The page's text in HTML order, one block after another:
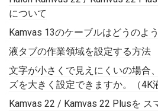
について
Kamvas 13のケーブルはどうのよ
液タブの作業領域を設定する方法
文字が小さくで見えにくいの場合
ズを大きく設定できますか。（4K
Kamvas 22 / Kamvas 22 Plusを ス